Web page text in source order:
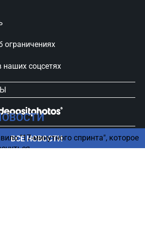
"17-минутного спринта", которое
ВСЕ НОВОСТИ
ограничениях
соцсетях
права защищены